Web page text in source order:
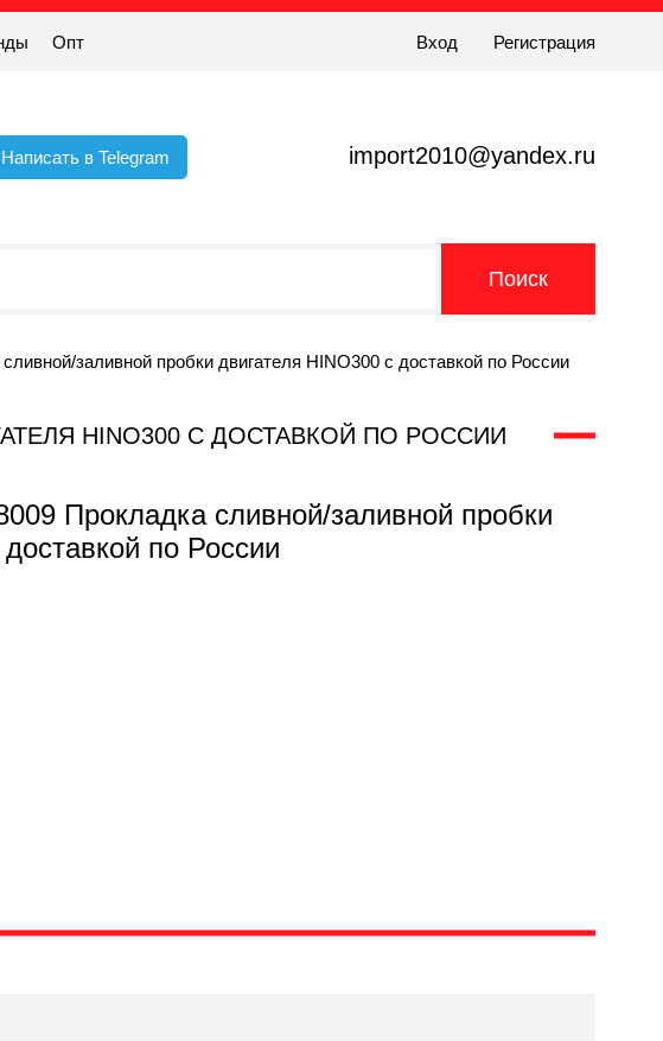
Опт Вход Регистрация
Написать в Telegram import2010@yandex.ru
заливной пробки двигателя HINO300 с доставкой по России
HINO300 С ДОСТАВКОЙ ПО РОССИИ
Прокладка сливной/заливной пробки
по России